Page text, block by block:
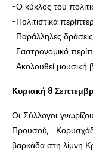
-Ο κύκλος του
-Πολιτιστικά
-Παράλληλες δράσεις
-Γαστρονομικό
-Ακολουθεί μουσική
Κυριακή 8
Οι Σύλλογοι
Προυσού,
βαρκάδα στη λίμνη